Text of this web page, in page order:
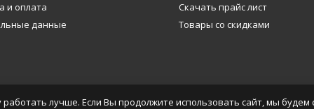
и оплата
данные
Скачать прайс лист
Товары со скидками
лучше. Если Вы продолжите использовать сайт, мы будем